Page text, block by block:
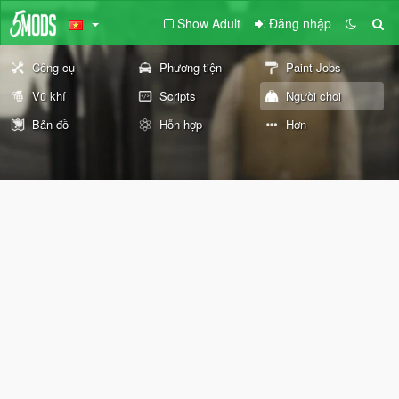
Show Adult Đăng nhập
Công cụ Phương tiện
Paint Jobs
Vũ khí
Scripts
Người chơi
Bản đồ
Hỗn hợp Hơn